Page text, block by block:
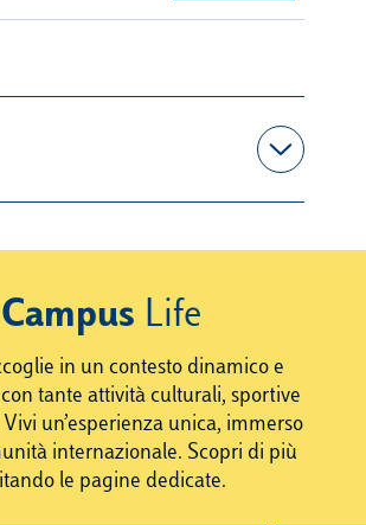
Campus Life
in un contesto dinamico e
tante attività culturali, sportive
un’esperienza unica, immerso
internazionale. Scopri di più
le pagine dedicate.